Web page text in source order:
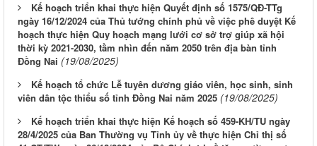
Kế hoạch triển khai thực hiện Quyết định số 1575/QĐ-TTg
ngày 16/12/2024 của Thủ tướng chính phủ về việc phê duyệt Kế
hoạch thực hiện Quy hoạch mạng lưới cơ sở trợ giúp xã hội
thời kỳ 2021-2030, tầm nhìn đến năm 2050 trên địa bàn tỉnh
Đồng Nai (19/08/2025)
Kế hoạch tổ chức Lễ tuyên dương giáo viên, học sinh, sinh
viên dân tộc thiểu số tỉnh Đồng Nai năm 2025 (19/08/2025)
Kế hoạch triển khai thực hiện Kế hoạch số 459-KH/TU ngày
28/4/2025 của Ban Thường vụ Tỉnh ủy về thực hiện Chỉ thị số